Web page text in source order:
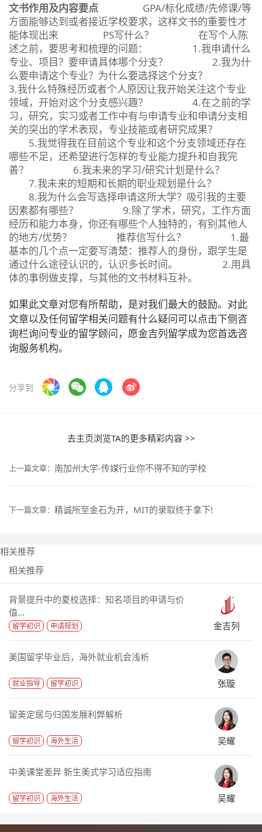
文书作用及内容要点 GPA/标化成绩/先修课/等
方面能够达到或者接近学校要求，这样文书的重要性才
能体现出来 PS写什么？ 在写个人陈
述之前，要思考和梳理的问题： 1.我申请什么
专业、项目？要申请具体哪个分支？ 2.我为什
么要申请这个专业？为什么要选择这个分支？
3.我什么特殊经历或者个人原因让我开始关注这个专业
领域，开始对这个分支感兴趣？ 4.在之前的学
习，研究，实习或者工作中有与申请专业和申请分支相
关的突出的学术表现，专业技能或者研究成果？
5.我觉得我在目前这个专业和这个分支领域还存在
哪些不足，还希望进行怎样的专业能力提升和自我完
善？ 6.我未来的学习/研究计划是什么？
7.我未来的短期和长期的职业规划是什么？
8.我为什么会写选择申请这所大学？吸引我的主要
因素都有哪些？ 9.除了学术，研究，工作方面
经历和能力本身，你还有哪些个人独特的，有别其他人
的地方/优势？ 推荐信写什么？ 1.最
基本的几个点一定要写清楚：推荐人的身份，跟学生是
通过什么途径认识的，认识多长时间。 2.用具
体的事例做支撑，与其他的文书材料互补。
如果此文章对您有所帮助，是对我们最大的鼓励。对此
文章以及任何留学相关问题有什么疑问可以点击下侧咨
询栏询问专业的留学顾问，愿金吉列留学成为您首选咨
询服务机构。
分享到
去主页浏览TA的更多精彩内容 >>
上一篇文章： 南加州大学-传媒行业你不得不知的学校
下一篇文章： 精诚所至金石为开，MIT的录取终于拿下!
相关推荐
相关推荐
背景提升中的夏校选择：知名项目的申请与价
值...
留学初识 申请规划 金吉列
美国留学毕业后，海外就业机会浅析
就业指导 留学初识 张璇
留美定居与归国发展利弊解析
留学初识 海外生活 吴耀
中美课堂差异 新生美式学习适应指南
留学初识 海外生活 吴耀